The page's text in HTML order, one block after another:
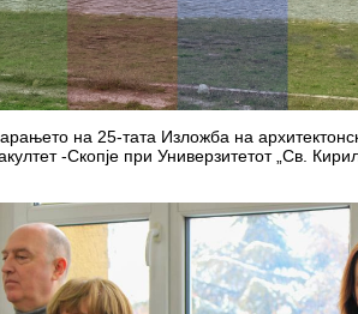
на 25-тата Изложба на
-Скопје при Универзитетот „Св.